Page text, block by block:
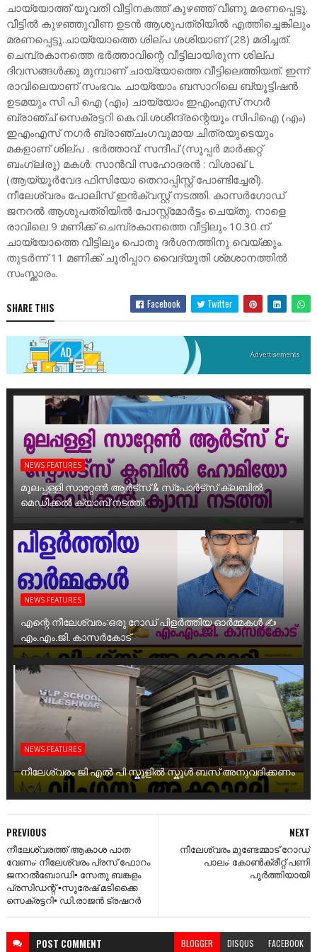
ചായ്യോത്ത് യുവതി വീട്ടിനകത്ത് കുഴഞ്ഞ് വീണു മരണപ്പെട്ടു.
വീട്ടിൽ കുഴഞ്ഞുവീണ ഉടൻ ആശുപത്രിയിൽ എത്തിച്ചെങ്കിലും
മരണപ്പെട്ടു.ചായ്യോത്തെ ശില്പ ശശിയാണ് (28) മരിച്ചത്.
ചെമ്പ്രകാനത്തെ ഭർത്താവിന്റെ വീട്ടിലായിരുന്ന ശില്പ
ദിവസങ്ങൾക്കു മുമ്പാണ് ചായ്യോത്തെ വീട്ടിലെത്തിയത്. ഇന്ന്
രാവിലെയാണ് സംഭവം. ചായ്യോം ബസാറിലെ ബ്യൂട്ടിഷൻ
ഉടമയും സി പി ഐ (എം) ചായ്യോം ഇഎംഎസ് നഗർ
ബ്രാഞ്ച് സെക്രട്ടറി കെ.വി.ശശീന്ദ്രന്റെയും സിപിഐ (എം)
ഇഎംഎസ് നഗർ ബ്രാഞ്ചംഗവുമായ ചിത്രയുടെയും
മകളാണ് ശില്പ . ഭർത്താവ്: സന്ദീപ് (സൂപ്പർ മാർക്കറ്റ്
ബംഗ്ലlരു) മകൾ: സാൻവി സഹോദരൻ : വിശാഖ് L
(ആയ്യൂർവേദ ഫിസിയോ തെറാപ്പിസ്റ്റ് പോണ്ടിച്ചേരി).
നീലേശ്വരം പോലിസ് ഇൻക്വസ്റ്റ് നടത്തി. കാസർഗോഡ്
ജനറൽ ആശുപത്രിയിൽ പോസ്റ്റ്മോർട്ടം ചെയ്തു. നാളെ
രാവിലെ 9 മണിക്ക് ചെമ്പ്രകാനത്തെ വീട്ടിലും 10.30 ന്
ചായ്യോത്തെ വീട്ടിലും പൊതു ദർശനത്തിനു വെയ്ക്കും.
തുടർന്ന് 11 മണിക്ക് ചൂരിപ്പാറ വൈദ്യൂതി ശ്‌മശാനത്തിൽ
സംസ്ക്കാരം.
SHARE THIS Facebook Twitter
NEWS FEATURES
മൂലപ്പള്ളി സാറ്റേൺ ആർട്സ് & സ്പോർട്സ് ക്ലബിൽ
മെഡിക്കൽ ക്യാമ്പ് നടത്തി.
NEWS FEATURES
എന്റെ നീലേശ്വരം:ഒരു റോഡ് പിളർത്തിയ ഓർമ്മകൾ ✍️
എം.എം.ജി. കാസർകോട്
NEWS FEATURES
നീലേശ്വരം ജി എൽ പി സ്കൂളിൽ സ്കൂൾ ബസ് അനുവദിക്കണം
NEXT
നീലേശ്വരം മുണ്ടേമ്മാട് റോഡ്
പാലം: കോൺക്രീറ്റ് പണി
പൂർത്തിയായി
PREVIOUS
നീലേശ്വരത്ത് ആകാശ പാത
വേണം: നീലേശ്വരം പ്രസ് ഫോറം
ജനറൽബോഡി▪️ സേതു ബങ്കളം
പ്രസിഡന്റ് ▪️സുരേഷ് മടിക്കൈ
സെക്രട്ടറി▪️ ഡി.രാജൻ ട്രഷറർ
POST COMMENT BLOGGER DISQUS FACEBOOK